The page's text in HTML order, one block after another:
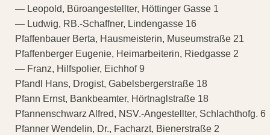
— Leopold, Büroangestellter, Höttinger Gasse 1
— Ludwig, RB.-Schaffner, Lindengasse 16
Pfaffenbauer Berta, Hausmeisterin, Museumstraße 21
Pfaffenberger Eugenie, Heimarbeiterin, Riedgasse 2
— Franz, Hilfspolier, Eichhof 9
Pfandl Hans, Drogist, Gabelsbergerstraße 18
Pfann Ernst, Bankbeamter, Hörtnaglstraße 18
Pfannenschwarz Alfred, NSV.-Angestellter, Schlachthofg. 6
Pfanner Wendelin, Dr., Facharzt, Bienerstraße 2